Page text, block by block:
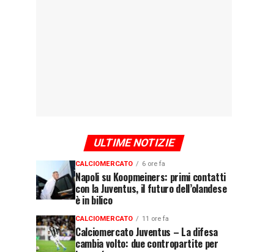
ULTIME NOTIZIE
CALCIOMERCATO 6 ore fa
Napoli su Koopmeiners: primi contatti
con la Juventus, il futuro dell’olandese
è in bilico
CALCIOMERCATO 11 ore fa
Calciomercato Juventus – La difesa
cambia volto: due contropartite per